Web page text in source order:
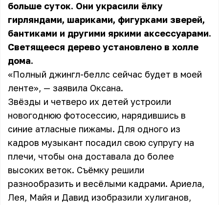
больше суток. Они украсили ёлку
гирляндами, шариками, фигурками зверей,
бантиками и другими яркими аксессуарами.
Светящееся дерево установлено в холле
дома.
«Полный джингл-беллс сейчас будет в моей
ленте», — заявила Оксана.
Звёзды и четверо их детей устроили
новогоднюю фотосессию, нарядившись в
синие атласные пижамы. Для одного из
кадров музыкант посадил свою супругу на
плечи, чтобы она доставала до более
высоких веток. Съёмку решили
разнообразить и весёлыми кадрами. Ариела,
Лея, Майя и Давид изобразили хулиганов,